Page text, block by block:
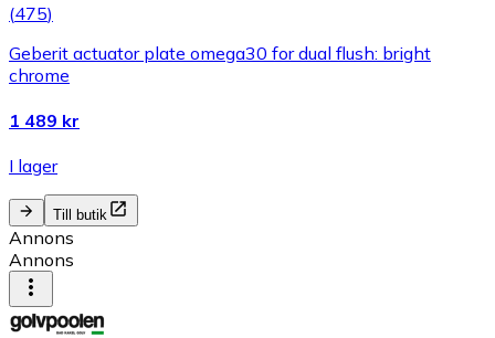
(475)
Geberit actuator plate omega30 for dual flush: bright
chrome
1 489 kr
I lager
Till butik
Annons
Annons